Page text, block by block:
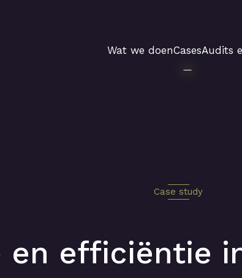
Wat we doenCasesAudits
Case study
en efficiëntie